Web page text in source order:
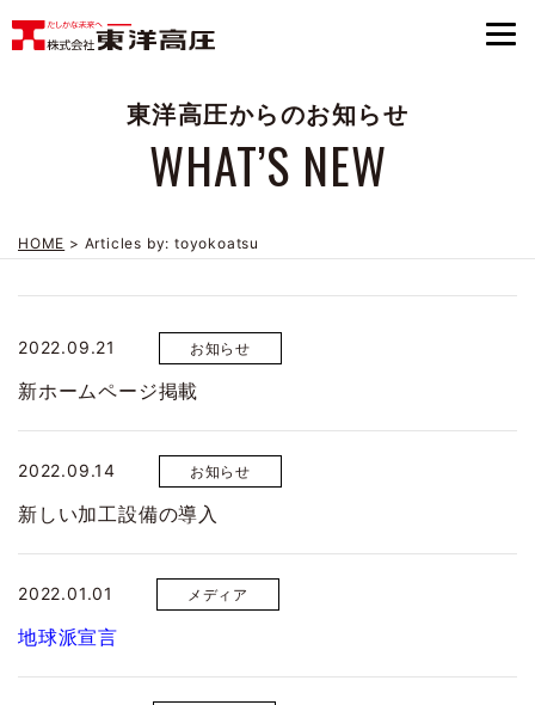
東洋高圧からのお知らせ
WHAT’S NEW
HOME > Articles by: toyokoatsu
2022.09.21 お知らせ
新ホームページ掲載
2022.09.14 お知らせ
新しい加工設備の導入
2022.01.01 メディア
地球派宣言